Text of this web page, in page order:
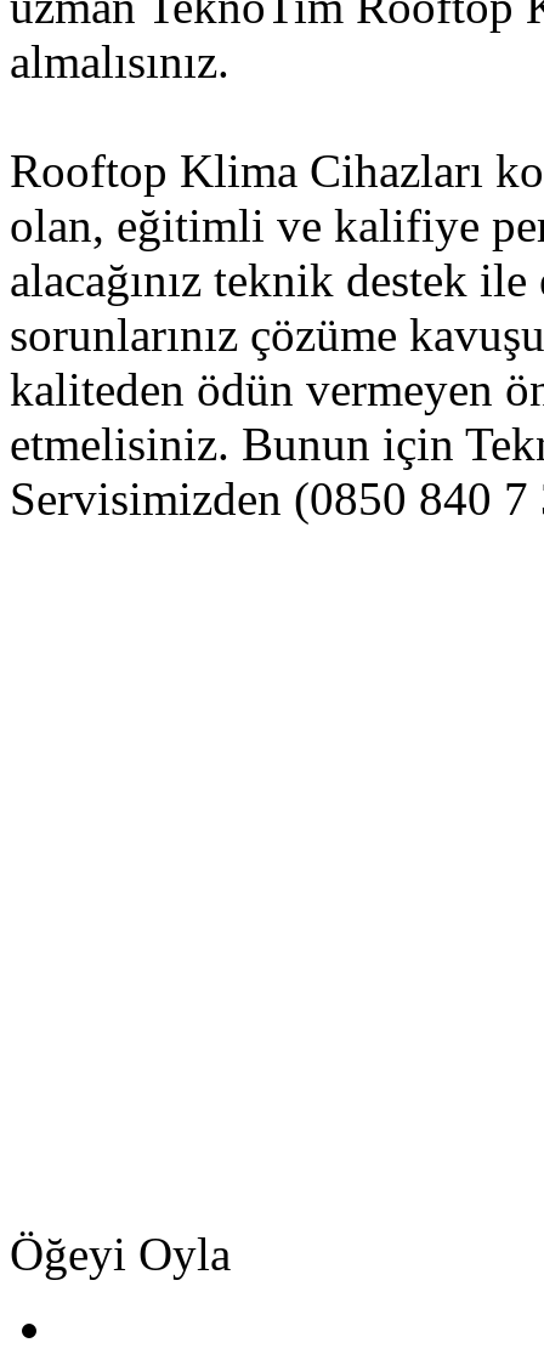
almalısınız.
Rooftop Klima Cihazları
olan, eğitimli ve kalifiye
alacağınız teknik destek ile
sorunlarınız çözüme
kaliteden ödün vermeyen
etmelisiniz. Bunun için
Servisimizden (0850 840
Öğeyi Oyla